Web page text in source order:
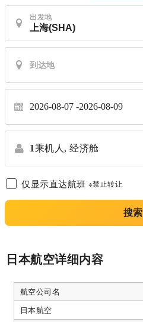
出发地
2026-08-07 2026-08-09
1乘机人, 经济舱
仅显示直达航班 ※禁止转让
搜索
日本航空详细内容
航空公司名
日本航空